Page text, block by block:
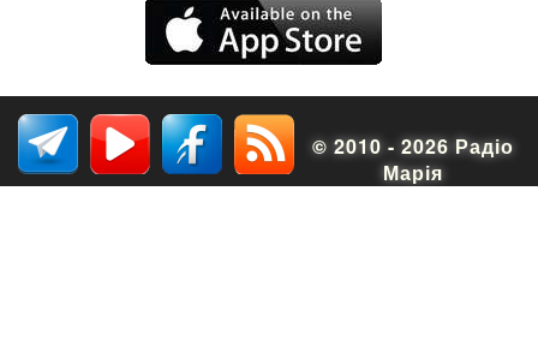
© 2010 - 2026 Радіо
Марія